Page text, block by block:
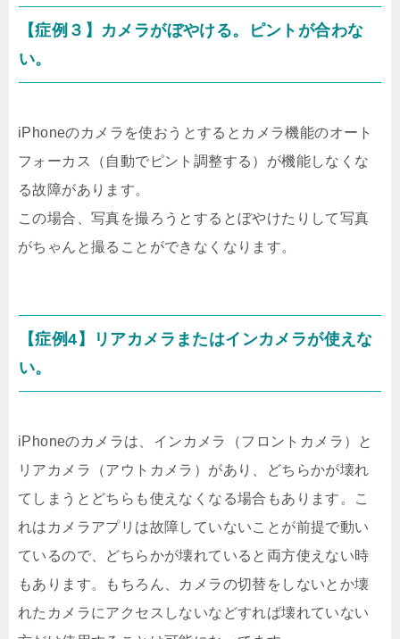
【症例３】カメラがぼやける。ピントが合わな
い。
iPhoneのカメラを使おうとするとカメラ機能のオート
フォーカス（自動でピント調整する）が機能しなくな
る故障があります。
この場合、写真を撮ろうとするとぼやけたりして写真
がちゃんと撮ることができなくなります。
【症例4】リアカメラまたはインカメラが使えな
い。
iPhoneのカメラは、インカメラ（フロントカメラ）と
リアカメラ（アウトカメラ）があり、どちらかが壊れ
てしまうとどちらも使えなくなる場合もあります。こ
れはカメラアプリは故障していないことが前提で動い
ているので、どちらかが壊れていると両方使えない時
もあります。もちろん、カメラの切替をしないとか壊
れたカメラにアクセスしないなどすれば壊れていない